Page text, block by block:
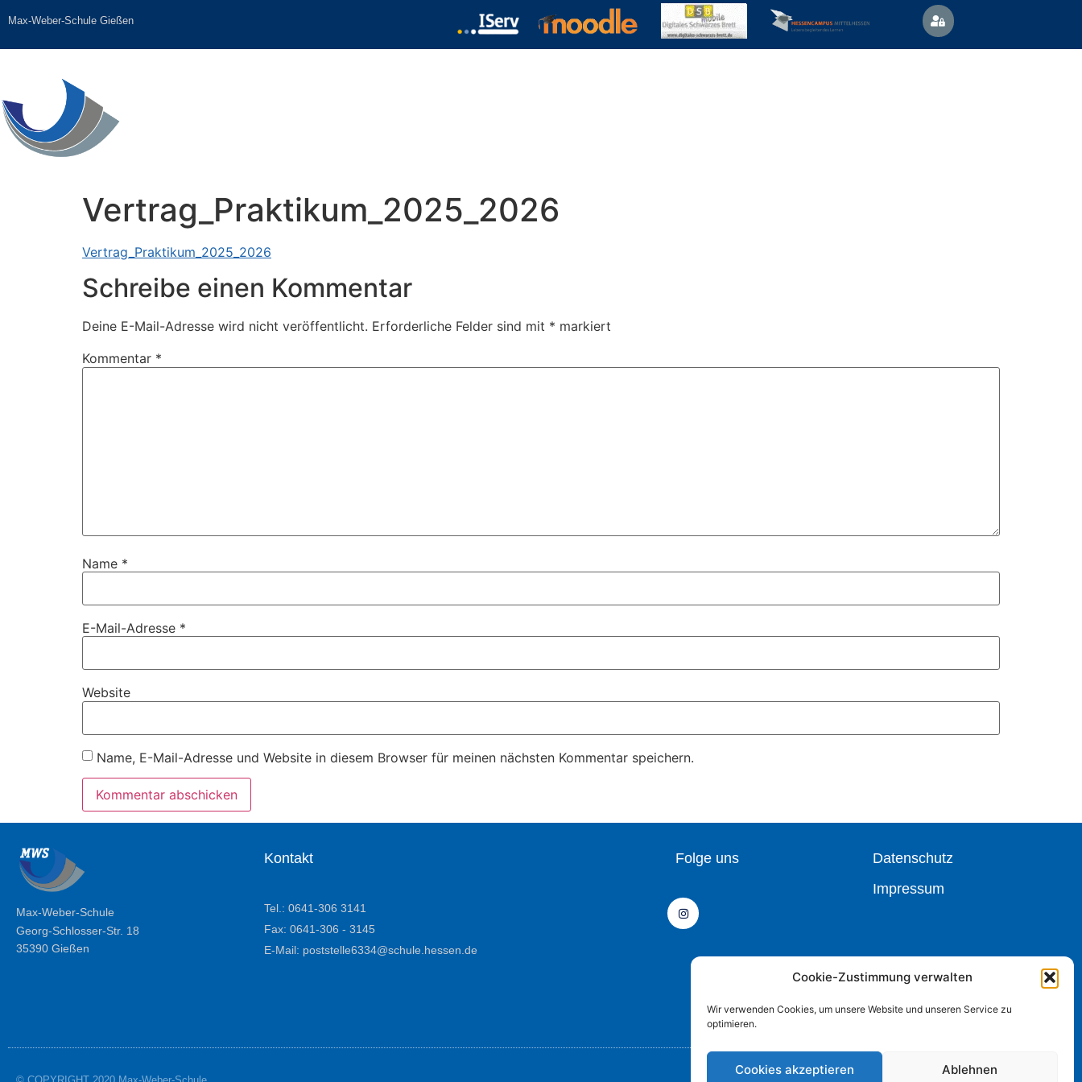
Cookie-Zustimmung verwalten
Wir verwenden Cookies, um unsere Website und unseren Service zu
optimieren.
Cookies akzeptieren Ablehnen
springen
Max-Weber-Schule Gießen
Vertrag_Praktikum_2025_2026
Vertrag_Praktikum_2025_2026
Schreibe einen Kommentar
Deine E-Mail-Adresse wird nicht veröffentlicht. Erforderliche Felder sind mit * markiert
Kommentar *
Name *
E-Mail-Adresse *
Website
Name, E-Mail-Adresse und Website in diesem Browser für meinen nächsten Kommentar speichern.
Max-Weber-Schule
Georg-Schlosser-Str. 18
35390 Gießen
Kontakt
Tel.: 0641-306 3141
Fax: 0641-306 - 3145
E-Mail: poststelle6334@schule.hessen.de
Folge uns
Datenschutz
Impressum